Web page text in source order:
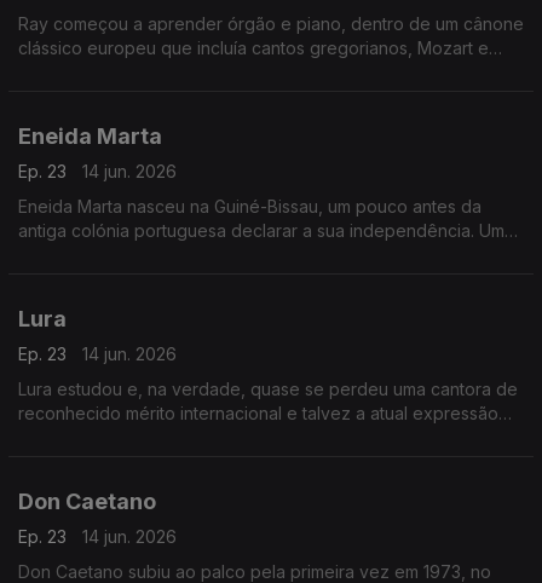
Ray começou a aprender órgão e piano, dentro de um cânone
clássico europeu que incluía cantos gregorianos, Mozart e
Eneida Marta
Ep. 23
14 jun. 2026
Eneida Marta nasceu na Guiné-Bissau, um pouco antes da
antiga colónia portuguesa declarar a sua independência. Uma
Lura
Ep. 23
14 jun. 2026
Lura estudou e, na verdade, quase se perdeu uma cantora de
reconhecido mérito internacional e talvez a atual expressão
Don Caetano
Ep. 23
14 jun. 2026
Don Caetano subiu ao palco pela primeira vez em 1973, no